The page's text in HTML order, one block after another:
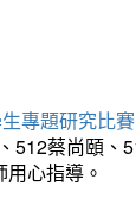
專題研究比賽
512蔡尚頤、
心指導。